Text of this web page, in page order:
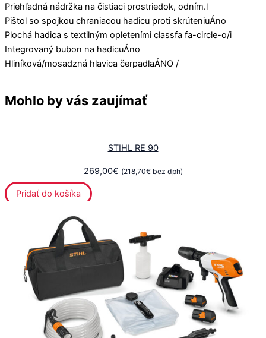
Priehľadná nádržka na čistiaci prostriedok, odním.l
Pištol so spojkou chraniacou hadicu proti skrúteniuÁno
Plochá hadica s textilným opleteními classfa fa-circle-o/i
Integrovaný bubon na hadicuÁno
Hliníková/mosadzná hlavica čerpadlaÁNO /
Mohlo by vás zaujímať
STIHL RE 90
269,00€ (218,70€bez dph)
Pridať do košíka